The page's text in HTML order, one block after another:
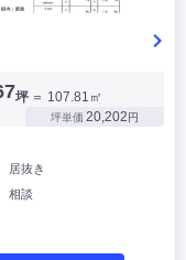
坪 ＝ 107.81㎡
坪単価 20,202円
居抜き
相談